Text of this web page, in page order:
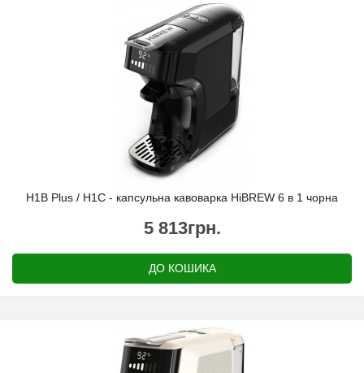
H1B Plus / H1C - капсульна кавоварка HiBREW 6 в 1 чорна
5 813грн.
ДО КОШИКА